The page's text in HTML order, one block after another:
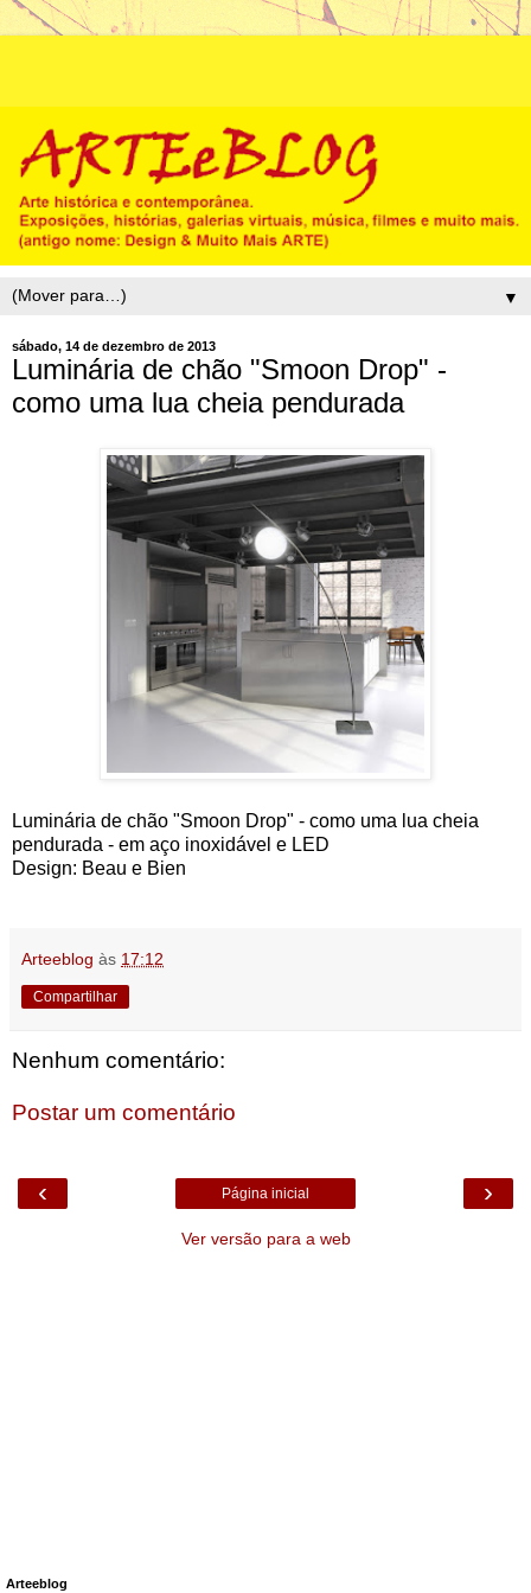
▼
sábado, 14 de dezembro de 2013
Luminária de chão "Smoon Drop" -
como uma lua cheia pendurada
Luminária de chão "Smoon Drop" - como uma lua cheia
pendurada - em aço inoxidável e LED
Design: Beau e Bien
Arteeblog às 17:12
Compartilhar
Nenhum comentário:
Postar um comentário
‹ ›
Página inicial
Ver versão para a web
Arteeblog